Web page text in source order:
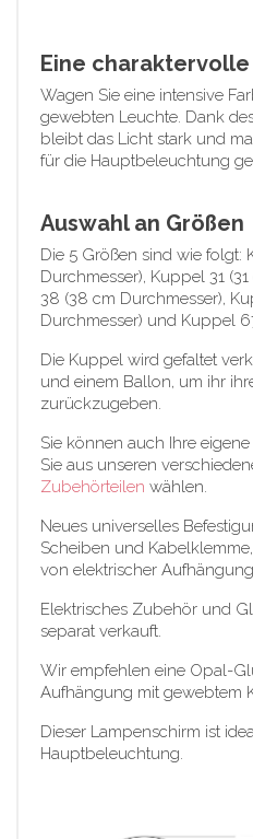
Eine
Wagen Sie eine intensive
gewebten Leuchte. Dank
bleibt das Licht stark und
für die Hauptbeleuchtung
Auswahl an Größen
Die 5 Größen sind wie folgt:
Durchmesser), Kuppel 31
38 (38 cm Durchmesser),
Durchmesser) und Kuppel
Die Kuppel wird gefaltet
und einem Ballon, um ihr
zurückzugeben.
Sie können auch Ihre
Sie aus unseren
Zubehörteilen wählen.
Neues universelles
Scheiben und
von elektrischer
Elektrisches Zubehör und
separat verkauft.
Wir empfehlen eine Opal-
Aufhängung mit gewebtem
Dieser Lampenschirm ist
Hauptbeleuchtung.